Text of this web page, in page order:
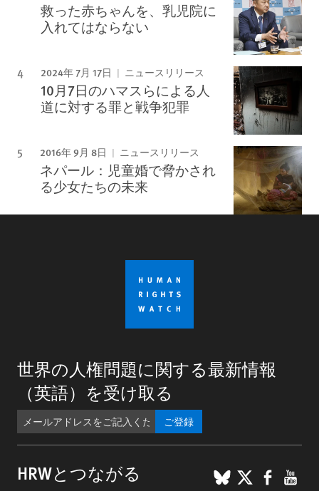
救った赤ちゃんを、乳児院に
入れてはならない
2024年 7月 17日 ニュースリリース
10月7日のハマスらによる人
道に対する罪と戦争犯罪
2016年 9月 8日 ニュースリリース
ネパール：児童婚で脅かされ
る少女たちの未来
世界の人権問題に関する最新情報
（英語）を受け取る
ご登録
HRWとつながる BlueSky
X